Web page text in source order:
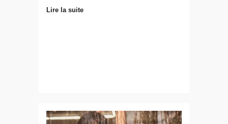
Lire la suite